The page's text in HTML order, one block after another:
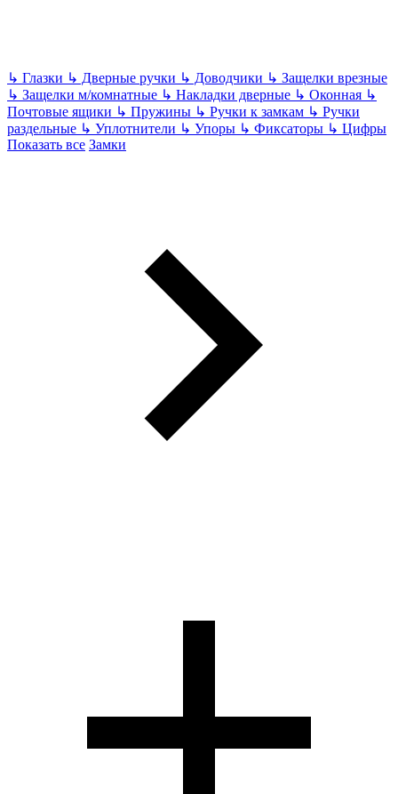
↳ Глазки ↳ Дверные ручки ↳ Доводчики ↳ Защелки врезные
↳ Защелки м/комнатные ↳ Накладки дверные ↳ Оконная ↳
Почтовые ящики ↳ Пружины ↳ Ручки к замкам ↳ Ручки
раздельные ↳ Уплотнители ↳ Упоры ↳ Фиксаторы ↳ Цифры
Показать все Замки